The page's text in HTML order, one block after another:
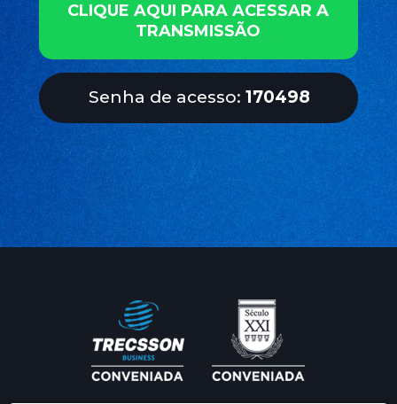
CLIQUE AQUI PARA ACESSAR A
TRANSMISSÃO
Senha de acesso: 170498